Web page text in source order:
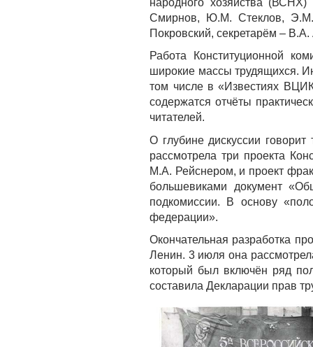
Смирнов, Ю.М. Стеклов, Э.М.
Покровский, секретарём –
Работа Конституционной
широкие массы трудящихся.
том числе в «Известиях
содержатся отчёты
читателей.
О глубине дискуссии
рассмотрела три проекта
М.А. Рейснером, и проект
большевиками документ
подкомиссии. В основу
федерации».
Окончательная разработка
Ленин. 3 июля она
который был включён ряд
составила Декларации прав